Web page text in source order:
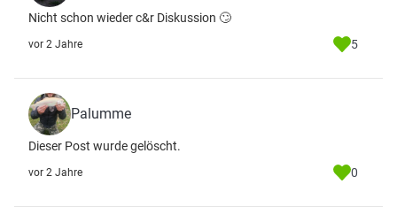
Nicht schon wieder c&r Diskussion 🙄
vor 2 Jahre 5
Palumme
Dieser Post wurde gelöscht.
vor 2 Jahre 0